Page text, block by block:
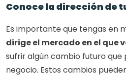
Conoce la dirección de
Es importante que tengas en
dirige el mercado en el que
sufrir algún cambio futuro
negocio. Estos cambios